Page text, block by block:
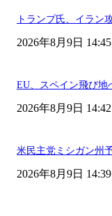
トランプ氏、イラン
2026年8月9日 14:45
EU、スペイン飛び
2026年8月9日 14:42
米民主党ミシガン州
2026年8月9日 14:39